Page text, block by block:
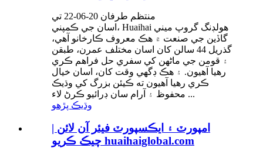
منتظم طرفان 20-06-22 تي
اسان جي ڪمپني، Huaihai هولڊنگ گروپ ميني
گاڏين جي صنعت ۾ هڪ معروف ڪارخانو آهي،
گذريل 44 سالن کان اسان مختلف عمرن، طبقن
۽ قومن جي ماڻهن کي سفري حل فراهم ڪري
رهيا آهيون. ۽ هڪ ڊگهي وقت کان، اسان خيال
ڪري رهيا آهيون ته ڪيئن بزرگ کي وڌيڪ
محفوظ ۽ آرام سان ڊرائيو ڪرڻ لاء ...
وڌيڪ پڙهو
امپورٽ ۽ ايڪسپورٽ فيئر آن لائن |
چيڪ ڪريو huaihaiglobal.com